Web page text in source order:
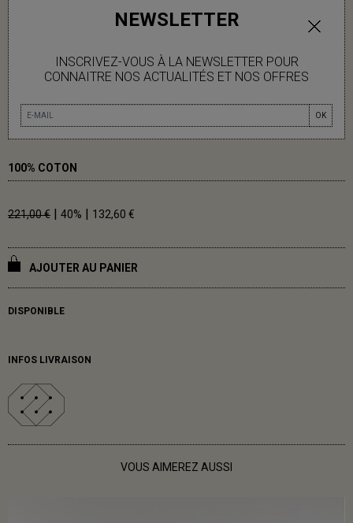
NEWSLETTER
INSCRIVEZ-VOUS À LA NEWSLETTER POUR
CONNAITRE NOS ACTUALITÉS ET NOS OFFRES
OK
- Taille haute
- Poches côtés
- Ceinture élastiquée au dos avec passants
- Fermeture éclair invisible sur le côté
Lea mesure 1m78.
Taille unique (36-42)
100% COTON
221,00 € 40% 132,60 €
AJOUTER AU PANIER
DISPONIBLE
INFOS LIVRAISON
VOUS AIMEREZ AUSSI